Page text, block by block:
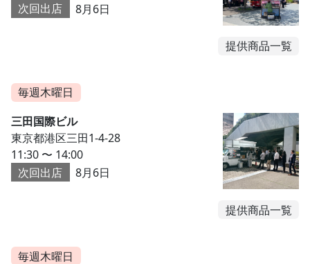
次回出店
8月6日
提供商品一覧
毎週木曜日
三田国際ビル
東京都港区三田1-4-28
11:30 〜 14:00
次回出店
8月6日
提供商品一覧
毎週木曜日